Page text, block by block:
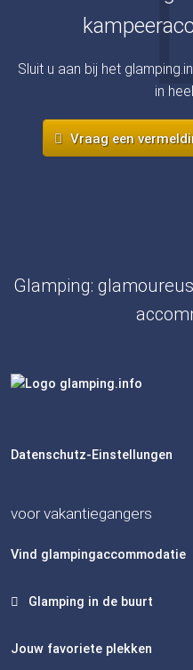
Sluit u aan bij het
in
Vraag een
Glamping:
Datenschutz-Einstellungen
voor vakantiegangers
Vind glampingaccommodatie
Glamping in de buurt
Jouw favoriete plekken